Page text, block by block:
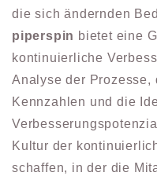
die sich ändernden
piperspin bietet eine
kontinuierliche
Analyse der Prozesse,
Kennzahlen und die
Kultur der
schaffen, in der die